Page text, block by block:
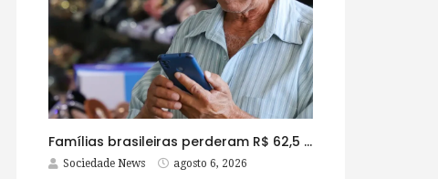
Famílias brasileiras perderam R$ 62,5 bilhões para bets em 2025
Sociedade News agosto 6, 2026